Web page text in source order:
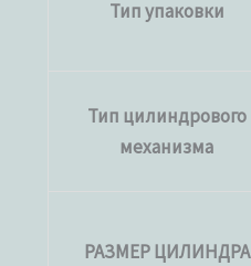
Тип упаковки
Тип цилиндрового
механизма
РАЗМЕР ЦИЛИНДРА